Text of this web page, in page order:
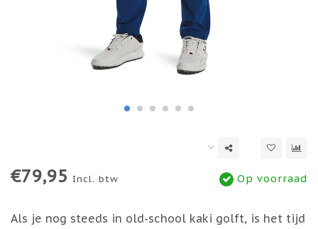
€79,95 Incl. btw Op voorraad
Als je nog steeds in old-school kaki golft, is het tijd